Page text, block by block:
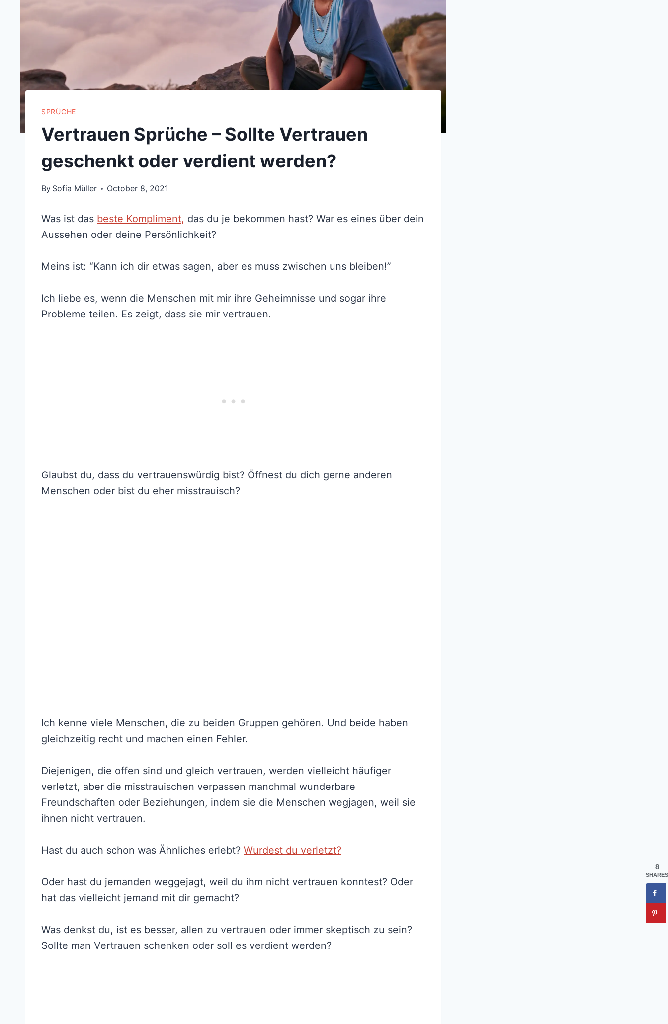
SPRÜCHE
Vertrauen Sprüche – Sollte Vertrauen
geschenkt oder verdient werden?
By Sofia Müller October 8, 2021
Was ist das beste Kompliment, das du je bekommen hast? War es eines über dein
Aussehen oder deine Persönlichkeit?
Meins ist: “Kann ich dir etwas sagen, aber es muss zwischen uns bleiben!”
Ich liebe es, wenn die Menschen mit mir ihre Geheimnisse und sogar ihre
Probleme teilen. Es zeigt, dass sie mir vertrauen.
Glaubst du, dass du vertrauenswürdig bist? Öffnest du dich gerne anderen
Menschen oder bist du eher misstrauisch?
Ich kenne viele Menschen, die zu beiden Gruppen gehören. Und beide haben
gleichzeitig recht und machen einen Fehler.
Diejenigen, die offen sind und gleich vertrauen, werden vielleicht häufiger
verletzt, aber die misstrauischen verpassen manchmal wunderbare
Freundschaften oder Beziehungen, indem sie die Menschen wegjagen, weil sie
ihnen nicht vertrauen.
Hast du auch schon was Ähnliches erlebt? Wurdest du verletzt?
Oder hast du jemanden weggejagt, weil du ihm nicht vertrauen konntest? Oder
hat das vielleicht jemand mit dir gemacht?
Was denkst du, ist es besser, allen zu vertrauen oder immer skeptisch zu sein?
Sollte man Vertrauen schenken oder soll es verdient werden?
8
SHARES